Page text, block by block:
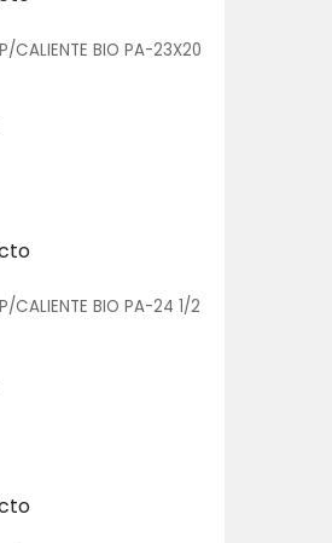
CALIENTE BIO PA-23X20 SD 1/150
CALIENTE BIO PA-24 1/250 (BOWL C/